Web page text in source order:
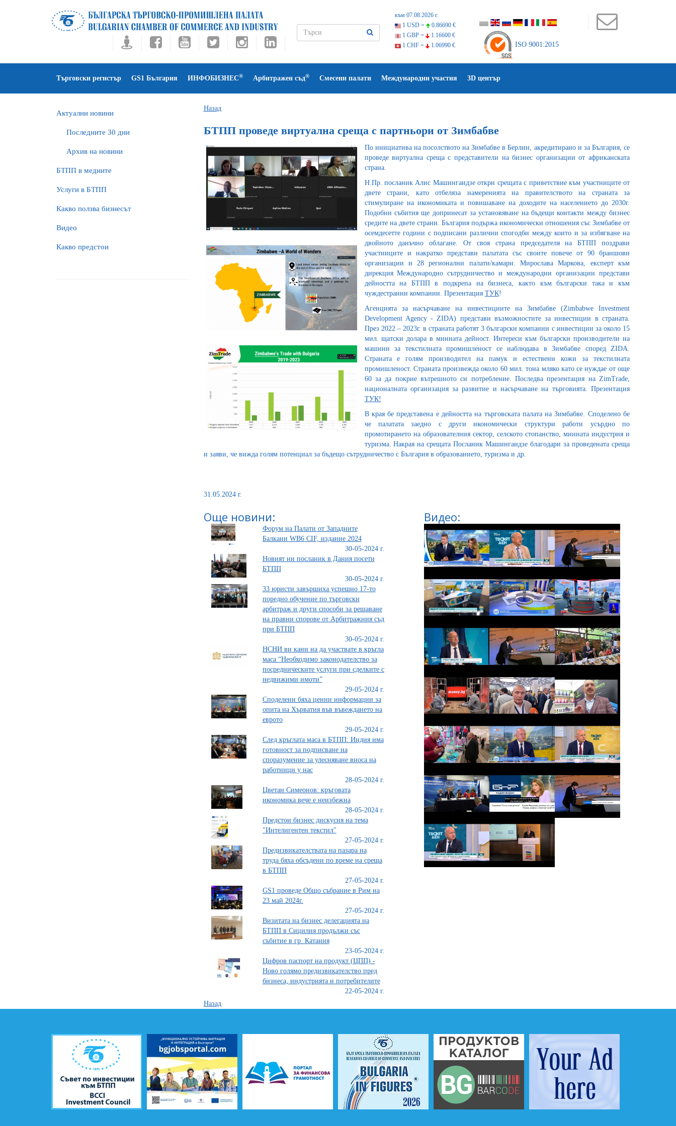
към 07.08.2026 г.
1 USD =
0.86690 €
1 GBP =
1.16600 €
1 CHF =
1.06990 € ISO 9001:2015
Търговски регистър GS1 България ИНФОБИЗНЕС® Арбитражен съд® Смесени палати Международни участия 3D център
Актуални новини
Последните 30 дни
Архив на новини
БTПП в медиите
Услуги в БТПП
Какво ползва бизнесът
Видео
Какво предстои
Назад
БТПП проведе виртуална среща с партньори от Зимбабве
По инициатива на посолството на Зимбабве в Берлин, акредитирано и за България, се
проведе виртуална среща с представители на бизнес организации от африканската
страна.
Н.Пр. посланик Алис Машингаидзе откри срещата с приветствие към участниците от
двете страни, като отбеляза намеренията на правителството на страната за
стимулиране на икономиката и повишаване на доходите на населението до 2030г.
Подобни събития ще допринесат за установяване на бъдещи контакти между бизнес
средите на двете страни. България подържа икономически отношения със Зимбабве от
осемдесетте години с подписани различни спогодби между които и за избягване на
двойното данъчно облагане. От своя страна председателя на БТПП поздрави
участниците и накратко представи палатата със своите повече от 90 браншови
организации и 28 регионални палати/камари. Мирослава Маркова, експерт към
дирекция Международно сътрудничество и международни организации представи
дейността на БТПП в подкрепа на бизнеса, както към български така и към
чуждестранни компании. Презентация ТУК!
Агенцията за насърчаване на инвестициите на Зимбабве (Zimbabwe Investment
Development Agency - ZIDA) представи възможностите за инвестиции в страната.
През 2022 – 2023г. в страната работят 3 български компании с инвестиции за около 15
мил. щатски долара в минната дейност. Интереси към български производители на
машини за текстилната промишленост се наблюдава в Зимбабве според ZIDA.
Страната е голям производител на памук и естествени кожи за текстилната
промишленост. Страната произвежда около 60 мил. тона мляко като се нуждае от още
60 за да покрие вътрешното си потребление. Последва презентация на ZimTrade,
националната организация за развитие и насърчаване на търговията. Презентация
ТУК!
В края бе представена е дейността на търговската палата на Зимбабве. Споделено бе
че палатата заедно с други икономически структури работи усърдно по
промотирането на образователния сектор, селското стопанство, минната индустрия и
туризма. Накрая на срещата Посланик Машингаидзе благодари за проведената среща
и заяви, че вижда голям потенциал за бъдещо сътрудничество с България в образованието, туризма и др.
31.05.2024 г.
Още новини:
Форум на Палати от Западните
Балкани WB6 CIF, издание 2024
30-05-2024 г.
Новият ни посланик в Дания посети
БТПП
30-05-2024 г.
33 юристи завършиха успешно 17-то
поредно обучение по търговски
арбитраж и други способи за решаване
на правни спорове от Арбитражния съд
при БТПП
30-05-2024 г.
НСНИ ви кани на да участвате в кръгла
маса “Необходимо законодателство за
посредническите услуги при сделките с
недвижими имоти”
29-05-2024 г.
Споделени бяха ценни информации за
опита на Хърватия във въвеждането на
еврото
29-05-2024 г.
След кръглата маса в БТПП: Индия има
готовност за подписване на
споразумение за улесняване вноса на
работници у нас
28-05-2024 г.
Цветан Симеонов: кръговата
икономика вече е неизбежна
28-05-2024 г.
Предстои бизнес дискусия на тема
"Интелигентен текстил"
27-05-2024 г.
Предизвикателствата на пазара на
труда бяха обсъдени по време на среща
в БТПП
27-05-2024 г.
GS1 проведе Общо събрание в Рим на
23 май 2024г.
27-05-2024 г.
Визитата на бизнес делегацията на
БТПП в Сицилия продължи със
събитие в гр. Катания
23-05-2024 г.
Цифров паспорт на продукт (ЦПП) -
Ново голямо предизвикателство пред
бизнеса, индустрията и потребителите
22-05-2024 г.
Видео:
Назад